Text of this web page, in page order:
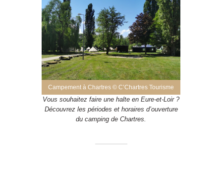
Campement à Chartres © C’Chartres Tourisme
Vous souhaitez faire une halte en Eure-et-Loir ?
Découvrez les périodes et horaires d’ouverture
du camping de Chartres.